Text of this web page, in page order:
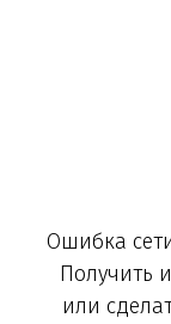
Ошибка
Получить
или